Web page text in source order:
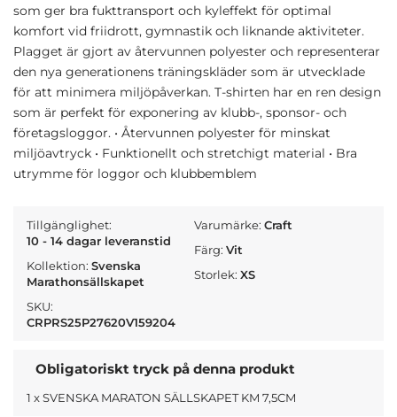
som ger bra fukttransport och kyleffekt för optimal
komfort vid friidrott, gymnastik och liknande aktiviteter.
Plagget är gjort av återvunnen polyester och representerar
den nya generationens träningskläder som är utvecklade
för att minimera miljöpåverkan. T-shirten har en ren design
som är perfekt för exponering av klubb-, sponsor- och
företagsloggor. • Återvunnen polyester för minskat
miljöavtryck • Funktionellt och stretchigt material • Bra
utrymme för loggor och klubbemblem
Tillgänglighet:
10 - 14 dagar leveranstid
Kollektion: Svenska
Marathonsällskapet
SKU:
CRPRS25P27620V159204
Varumärke:Craft
Färg:Vit
Storlek:XS
Obligatoriskt tryck på denna produkt
1 x SVENSKA MARATON SÄLLSKAPET KM 7,5CM